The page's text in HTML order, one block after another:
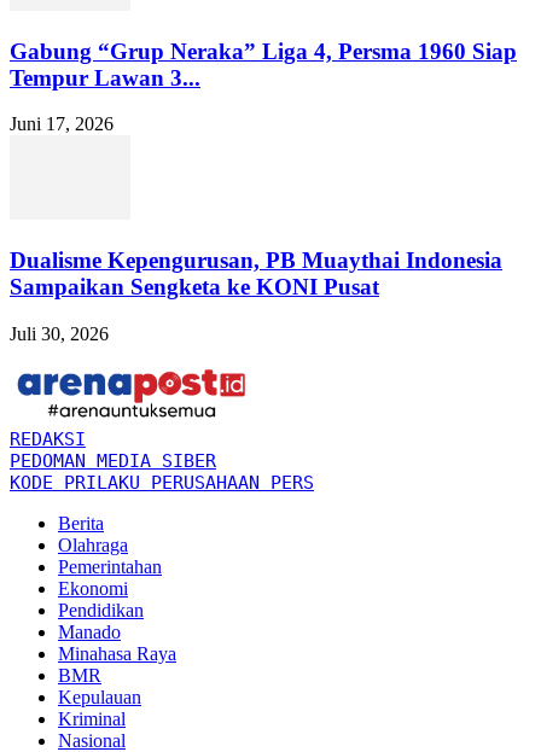
Gabung “Grup Neraka” Liga 4, Persma 1960 Siap
Tempur Lawan 3...
Juni 17, 2026
Dualisme Kepengurusan, PB Muaythai Indonesia
Sampaikan Sengketa ke KONI Pusat
Juli 30, 2026
REDAKSI
PEDOMAN MEDIA SIBER
KODE PRILAKU PERUSAHAAN PERS
Berita
Olahraga
Pemerintahan
Ekonomi
Pendidikan
Manado
Minahasa Raya
BMR
Kepulauan
Kriminal
Nasional